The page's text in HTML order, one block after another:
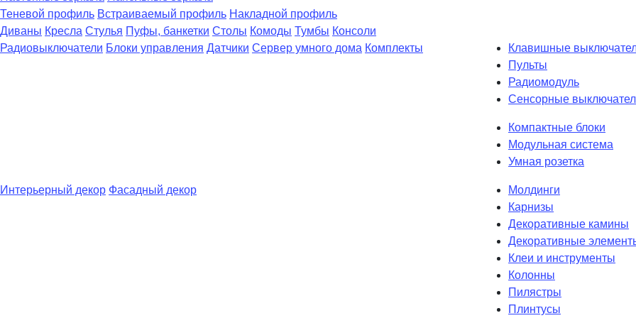
Теневой профиль Встраиваемый профиль Накладной профиль
Диваны Кресла Стулья Пуфы, банкетки Столы Комоды Тумбы Консоли
Радиовыключатели Блоки управления Датчики Сервер умного дома Комплекты
Клавишные
Пульты
Радиомодуль
Сенсорные
Компактные блоки
Модульная система
Умная розетка
Интерьерный декор Фасадный декор
Молдинги
Карнизы
Декоративные камины
Декоративные
Клеи и инструменты
Колонны
Пилястры
Плинтусы